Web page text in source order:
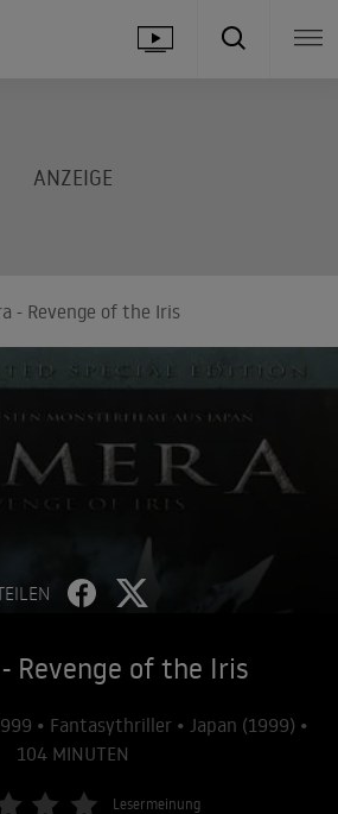
- Revenge of the Iris
Revenge of the Iris
• Fantasythriller • Japan (1999) •
104 MINUTEN
Lesermeinung